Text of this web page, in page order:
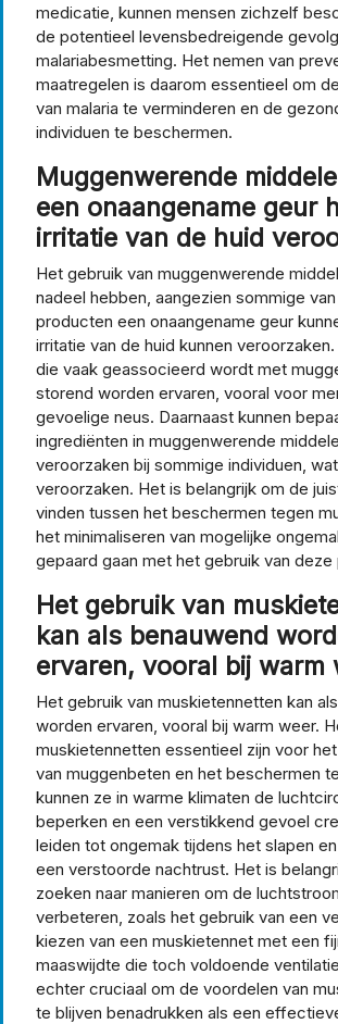
medicatie, kunnen mensen zichzelf
de potentieel levensbedreigende
malariabesmetting. Het nemen van
maatregelen is daarom essentieel om
van malaria te verminderen en de
individuen te beschermen.
Muggenwerende
een onaangename geur
irritatie van de huid
Het gebruik van muggenwerende
nadeel hebben, aangezien sommige
producten een onaangename geur
irritatie van de huid kunnen
die vaak geassocieerd wordt met
storend worden ervaren, vooral voor
gevoelige neus. Daarnaast kunnen
ingrediënten in muggenwerende
veroorzaken bij sommige individuen,
veroorzaken. Het is belangrijk om de
vinden tussen het beschermen tegen
het minimaliseren van mogelijke
gepaard gaan met het gebruik van
Het gebruik van
kan als benauwend
ervaren, vooral bij warm
Het gebruik van muskietennetten kan
worden ervaren, vooral bij warm weer.
muskietennetten essentieel zijn voor
van muggenbeten en het beschermen
kunnen ze in warme klimaten de
beperken en een verstikkend gevoel
leiden tot ongemak tijdens het slapen
een verstoorde nachtrust. Het is
zoeken naar manieren om de
verbeteren, zoals het gebruik van een
kiezen van een muskietennet met een
maaswijdte die toch voldoende
echter cruciaal om de voordelen van
te blijven benadrukken als een